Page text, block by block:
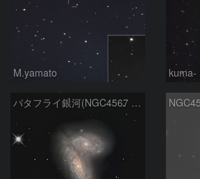
M.yamato kuma-
バタフライ銀河(NGC4567 4568)